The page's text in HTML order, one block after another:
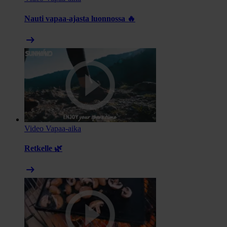
Nauti vapaa-ajasta luonnossa 🔥
arrow_right_alt
Video Vapaa-aika
Retkelle 🌿
arrow_right_alt